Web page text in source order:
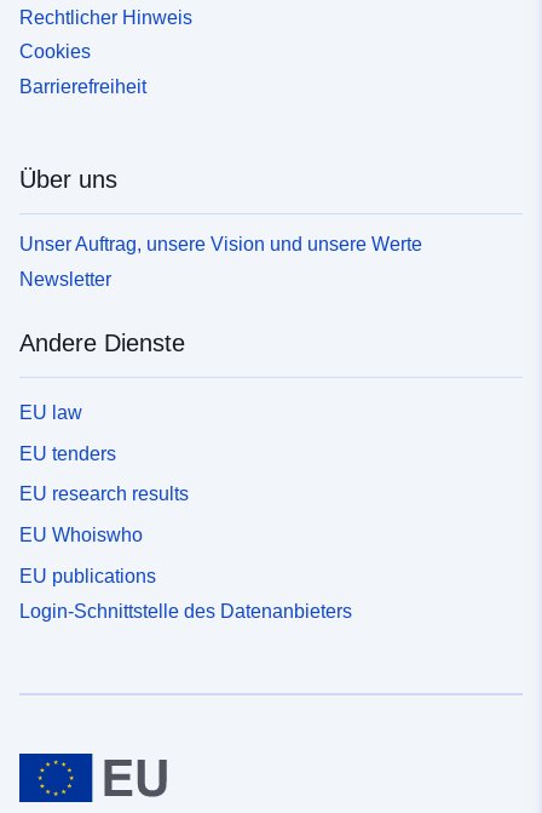
Rechtlicher Hinweis
Cookies
Barrierefreiheit
Über uns
Unser Auftrag, unsere Vision und unsere Werte
Newsletter
Andere Dienste
EU law
EU tenders
EU research results
EU Whoiswho
EU publications
Login-Schnittstelle des Datenanbieters